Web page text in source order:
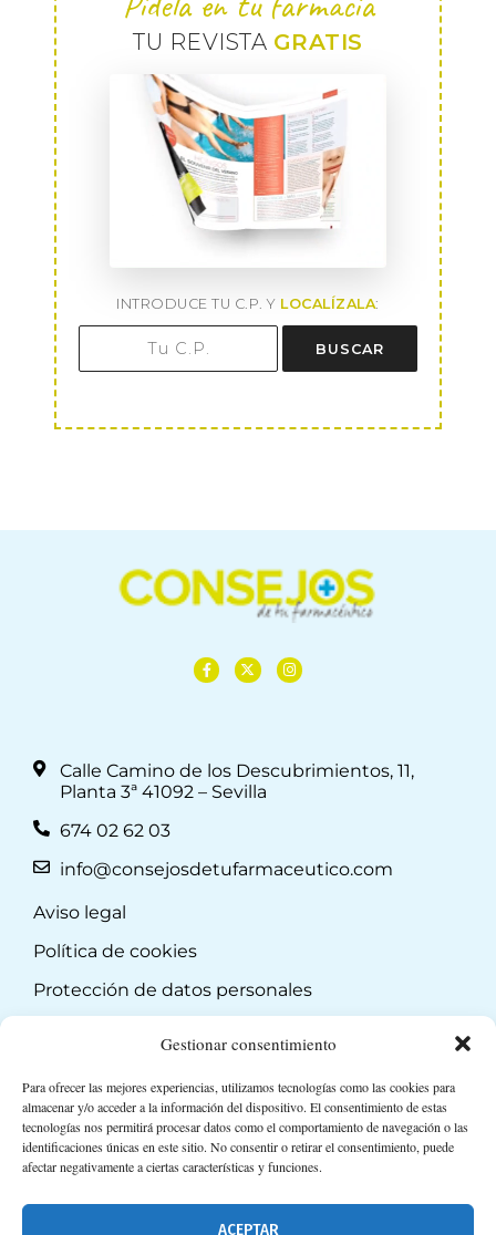
Gestionar consentimiento
Para ofrecer las mejores experiencias, utilizamos tecnologías como las cookies para
almacenar y/o acceder a la información del dispositivo. El consentimiento de estas
tecnologías nos permitirá procesar datos como el comportamiento de navegación o las
identificaciones únicas en este sitio. No consentir o retirar el consentimiento, puede
afectar negativamente a ciertas características y funciones.
ACEPTAR
TU REVISTA GRATIS
INTRODUCE TU C.P. Y LOCALÍZALA:
BUSCAR
Calle Camino de los Descubrimientos, 11,
Planta 3ª 41092 – Sevilla
674 02 62 03
info@consejosdetufarmaceutico.com
Aviso legal
Política de cookies
Protección de datos personales